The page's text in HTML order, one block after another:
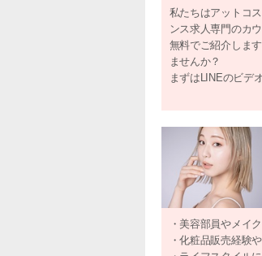
私たちはアットコ
ンス求人専門のカ
無料でご紹介しま
ませんか？
まずはLINEのビデ
・美容部員やメイ
・化粧品販売経験